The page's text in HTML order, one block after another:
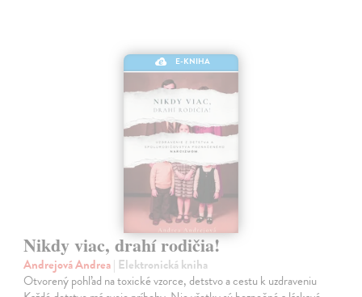
E-KNIHA
Nikdy viac, drahí rodičia!
Andrejová Andrea| Elektronická kniha
Otvorený pohľad na toxické vzorce, detstvo a cestu k uzdraveniu